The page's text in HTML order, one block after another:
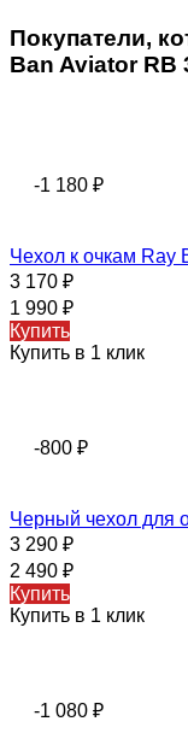
Покупатели,
Ban Aviator RB
-1 180 ₽
Чехол к очкам Ray
3 170 ₽
1 990 ₽
Купить
Купить в 1 клик
-800 ₽
Черный чехол для
3 290 ₽
2 490 ₽
Купить
Купить в 1 клик
-1 080 ₽